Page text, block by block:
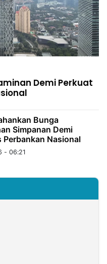
Demi Perkuat
Bunga
Simpanan Demi
Perbankan Nasional
- 06:21